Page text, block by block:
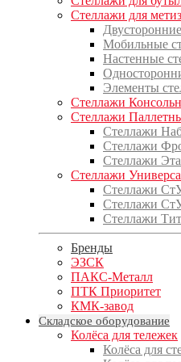
Стеллажи для
Мобильные
Настенные
Элементы
Стеллажи
Стеллажи
Стеллажи
Стеллажи
Стеллажи
Стеллажи
Стеллажи
Стеллажи
Стеллажи
Бренды
ЭЗСК
ПАКС-Металл
ПТК Приоритет
КМК-завод
Складское оборудование
Колёса для тележек
Колёса для